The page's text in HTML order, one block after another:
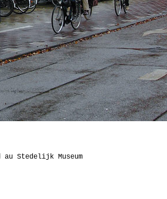
Stedelijk Museum